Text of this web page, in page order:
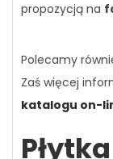
propozycją na
Polecamy
Zaś więcej
katalogu on-
Płytka